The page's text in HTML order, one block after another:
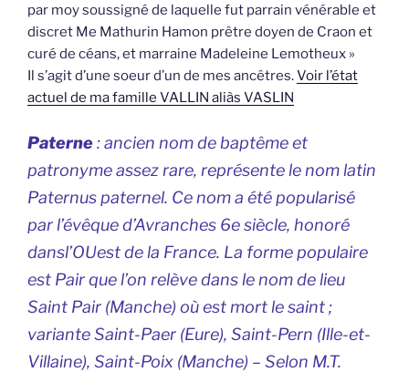
par moy soussigné de laquelle fut parrain vénérable et
discret Me Mathurin Hamon prêtre doyen de Craon et
curé de céans, et marraine Madeleine Lemotheux »
Il s’agit d’une soeur d’un de mes ancêtres.Voir l’état
actuel de ma famille VALLIN aliàs VASLIN
Paterne: ancien nom de baptême et
patronyme assez rare, représente le nom latin
Paternus paternel. Ce nom a été popularisé
par l’évêque d’Avranches 6e siècle, honoré
dansl’OUest de la France. La forme populaire
est Pair que l’on relève dans le nom de lieu
Saint Pair (Manche) où est mort le saint ;
variante Saint-Paer (Eure), Saint-Pern (Ille-et-
Villaine), Saint-Poix (Manche) – Selon M.T.